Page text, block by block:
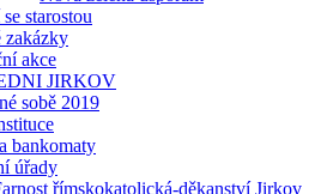
starostou
zakázky
akce
JIRKOV
sobě 2019
bankomaty
úřady
římskokatolická-děkanství Jirkov